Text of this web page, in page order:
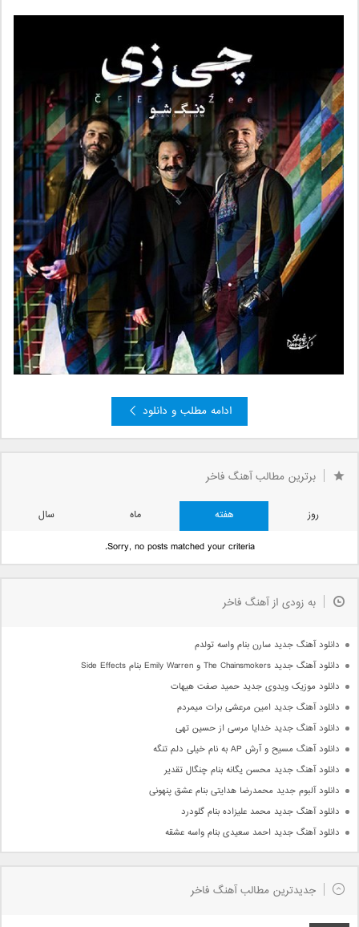
ادامه مطلب و دانلود
برترین مطالب آهنگ فاخر
روز هفته ماه
سال
Sorry, no posts matched your criteria.
به زودی از آهنگ فاخر
دانلود آهنگ جدید سارن بنام واسه تولدم
دانلود آهنگ جدید The Chainsmokers و Emily Warren بنام Side Effects
دانلود موزیک ویدوی جدید حمید صفت هیهات
دانلود آهنگ جدید امین مرعشی برات میمردم
دانلود آهنگ جدید خدایا مرسی از حسین تهی
دانلود آهنگ مسیح و آرش AP به نام خیلی دلم تنگه
دانلود آهنگ جدید محسن یگانه بنام چنگال تقدیر
دانلود آلبوم جدید محمدرضا هدایتی بنام عشق پنهونی
دانلود آهنگ جدید محمد علیزاده بنام گلودرد
دانلود آهنگ جدید احمد سعیدی بنام واسه عشقه
جدیدترین مطالب آهنگ فاخر